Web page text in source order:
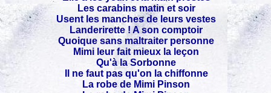
Les carabins matin et soir
Usent les manches de leurs vestes
Landerirette ! A son comptoir
Quoique sans maltraiter personne
Mimi leur fait mieux la leçon
Qu'à la Sorbonne
Il ne faut pas qu'on la chiffonne
La robe de Mimi Pinson